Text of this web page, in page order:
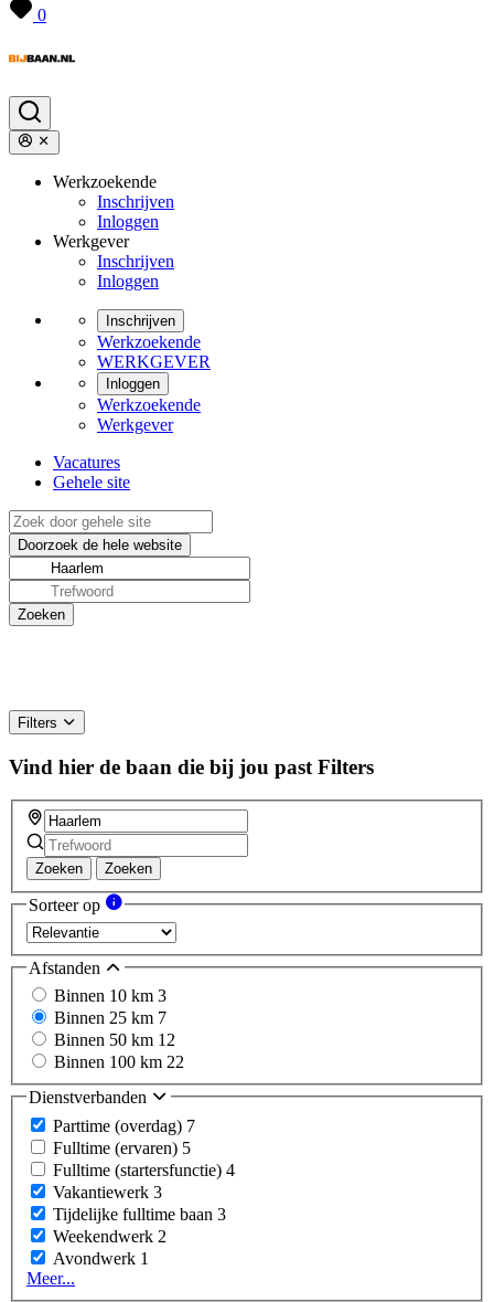
0
Werkzoekende
Inschrijven
Inloggen
Werkgever
Inschrijven
Inloggen
Inschrijven
Werkzoekende
WERKGEVER
Inloggen
Werkzoekende
Werkgever
Vacatures
Gehele site
Filters
Vind hier de baan die bij jou past Filters
Zoeken Zoeken
Sorteer op
Afstanden
Binnen 10 km 3
Binnen 25 km 7
Binnen 50 km 12
Binnen 100 km 22
Dienstverbanden
Parttime (overdag) 7
Fulltime (ervaren) 5
Fulltime (startersfunctie) 4
Vakantiewerk 3
Tijdelijke fulltime baan 3
Weekendwerk 2
Avondwerk 1
Meer...